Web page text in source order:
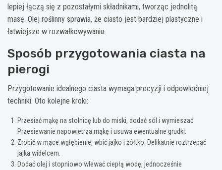
lepiej łączą się z pozostałymi składnikami, tworząc jednolitą
masę. Olej roślinny sprawia, że ciasto jest bardziej plastyczne i
łatwiejsze w rozwałkowywaniu.
Sposób przygotowania ciasta na
pierogi
Przygotowanie idealnego ciasta wymaga precyzji i odpowiedniej
techniki. Oto kolejne kroki:
Przesiać mąkę na stolnicę lub do miski, dodać sól i wymieszać.
Przesiewanie napowietrza mąkę i usuwa ewentualne grudki.
Zrobić w mące wgłębienie, wbić jajko i żółtko. Delikatnie roztrzepać
jajka widelcem.
Dodać olej i stopniowo wlewać ciepłą wodę, jednocześnie